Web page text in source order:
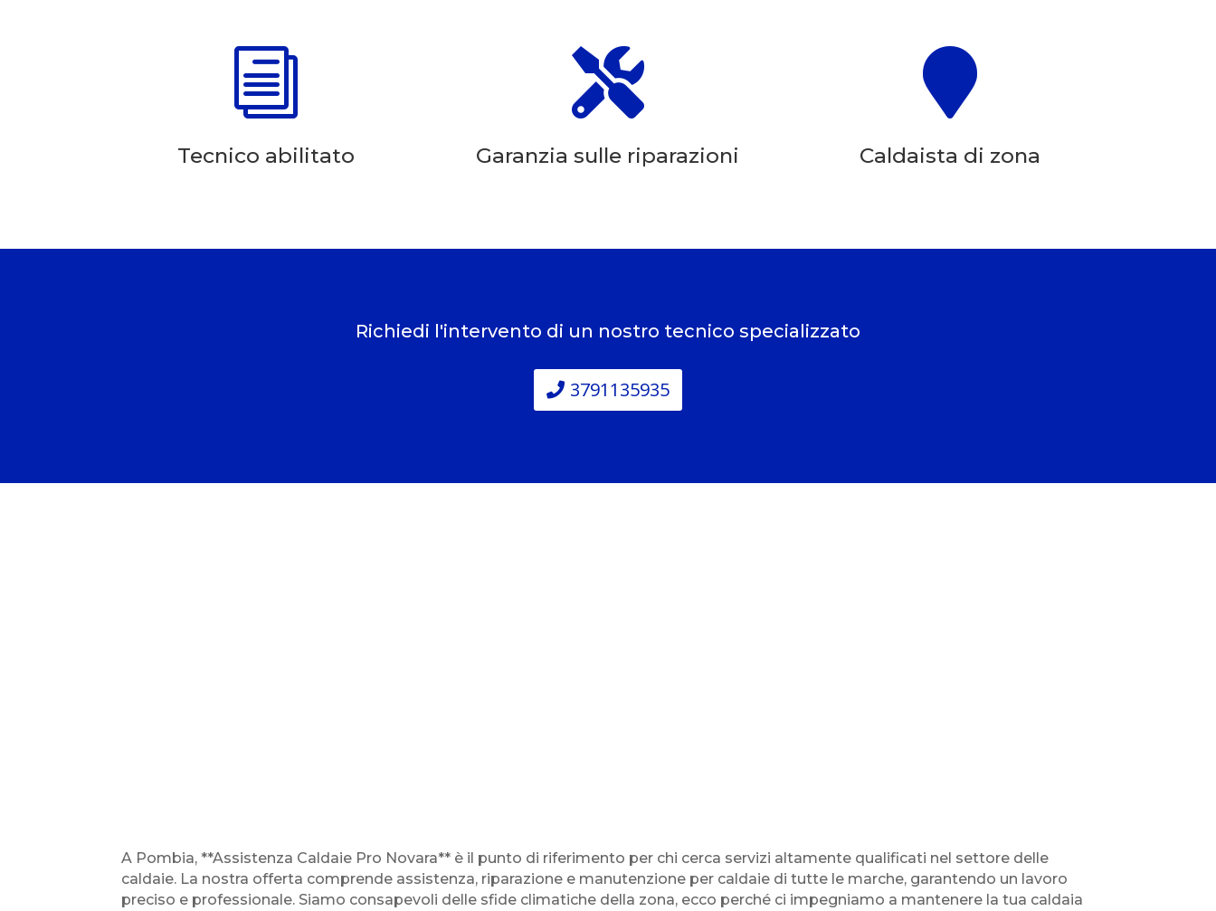
i
Tecnico abilitato

Garanzia sulle riparazioni

Caldaista di zona
Richiedi l'intervento di un nostro tecnico specializzato
3791135935
A Pombia, **Assistenza Caldaie Pro Novara** è il punto di riferimento per chi cerca servizi altamente qualificati nel settore delle
caldaie. La nostra offerta comprende assistenza, riparazione e manutenzione per caldaie di tutte le marche, garantendo un lavoro
preciso e professionale. Siamo consapevoli delle sfide climatiche della zona, ecco perché ci impegniamo a mantenere la tua caldaia